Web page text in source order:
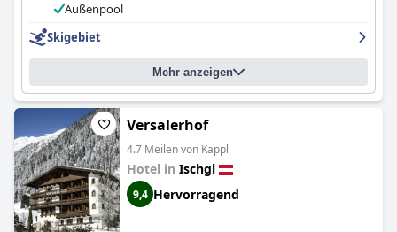
Außenpool
Skigebiet
Mehr anzeigen
Versalerhof
4.7 Meilen von Kappl
Hotel in Ischgl
9,4 Hervorragend